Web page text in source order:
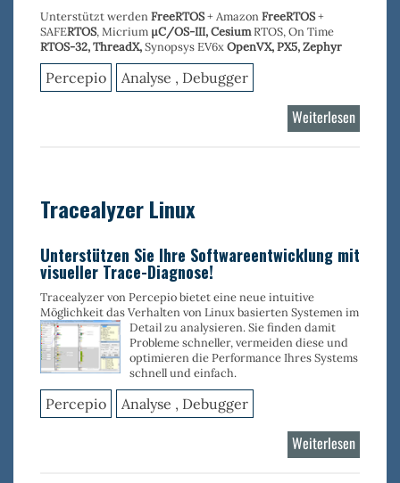
Unterstützt werden FreeRTOS+ Amazon FreeRTOS+
SAFERTOS, Micrium µC/OS-III,CesiumRTOS, On Time
RTOS-32,ThreadX,Synopsys EV6xOpenVX,PX5, Zephyr
Percepio Analyse , Debugger
Weiterlesen
Tracealyzer Linux
Unterstützen Sie Ihre Softwareentwicklung mit
visueller Trace-Diagnose!
Tracealyzer von Percepio bietet eine neue intuitive
Möglichkeit das Verhalten von Linux basierten Systemen im
Detail zu analysieren. Sie finden damit
Probleme schneller, vermeiden diese und
optimieren die Performance Ihres Systems
schnell und einfach.
Percepio Analyse , Debugger
Weiterlesen